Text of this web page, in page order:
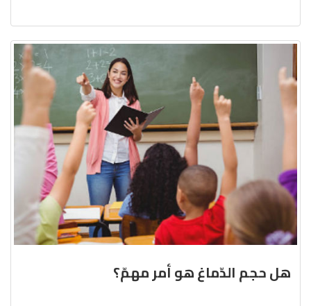
هل حجم الدّماغ هو أمر مهمّ؟